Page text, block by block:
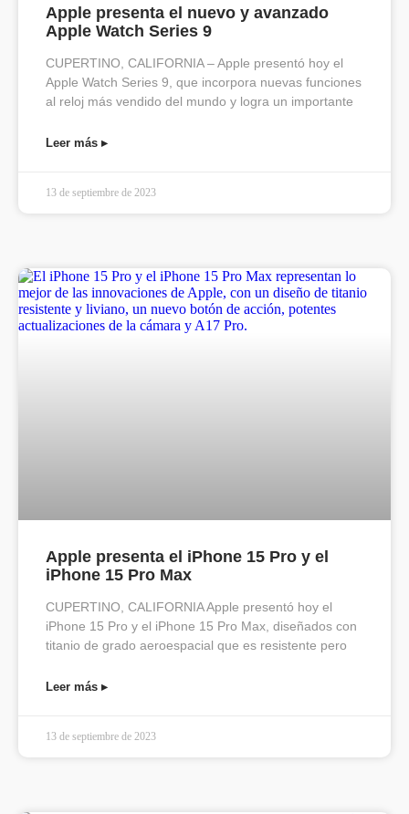
Apple presenta el nuevo y avanzado
Apple Watch Series 9
CUPERTINO, CALIFORNIA – Apple presentó hoy el
Apple Watch Series 9, que incorpora nuevas funciones
al reloj más vendido del mundo y logra un importante
Leer más ▸
13 de septiembre de 2023
Apple presenta el iPhone 15 Pro y el
iPhone 15 Pro Max
CUPERTINO, CALIFORNIA Apple presentó hoy el
iPhone 15 Pro y el iPhone 15 Pro Max, diseñados con
titanio de grado aeroespacial que es resistente pero
Leer más ▸
13 de septiembre de 2023